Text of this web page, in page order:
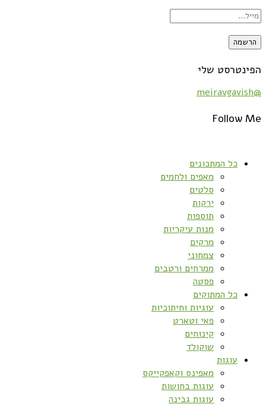
הפינטרסט שלי
@meiravgavish
Follow Me
כל המתכונים
מאפים ולחמים
סלטים
ירקות
תוספות
מנות עיקריות
מרקים
צמחוני
ממרחים ורטבים
פסטה
כל המתוקים
עוגיות וחיתוכיות
פאי וטארט
קינוחים
שוקולד
עוגות
מאפינס וקאפקייקס
עוגות בחושות
עוגות גבינה